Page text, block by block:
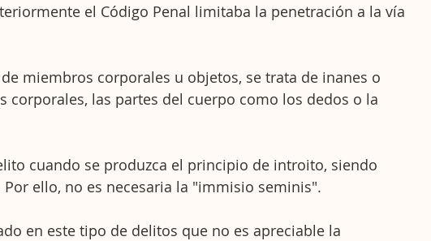
el Código Penal limitaba la penetración a la vía
miembros corporales u objetos, se trata de inanes o
corporales, las partes del cuerpo como los dedos o la
cuando se produzca el principio de introito, siendo
ello, no es necesaria la "immisio seminis".
en este tipo de delitos que no es apreciable la